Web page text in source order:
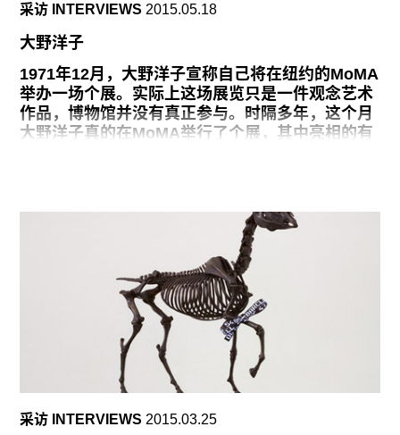
在学习西方哲学的时候， 我对意志的形而上学和真
理学说很感兴趣。进入研究生院后，我自我感觉自
己已经过了需要借鉴尼采的阶段，但还是会时不时
地向他的作品寻求灵感，或者单纯出于无聊随便翻
阅。
我目前的作品项目主要受两大启发：研究东亚道德
采访 INTERVIEWS 2015.05.18
大野洋子
1971年12月，大野洋子宣称自己将在纽约的MoMA
举办一场个展。实际上这场展览只是一件观念艺术
作品，博物馆并没有真正参与。时隔多年，这个月
大野洋子真的在MoMA举行了个展，其中亮相的有
正受邀来完成一个个展，当然话题也绕不开1960年
代初期在她位于前波斯街上的公寓里发生的那些著
名的行为表演。“大野洋子：一个女人的展览，
1960-1971，”展期为2015年5月17日至9月7日。
1960年到1971年期间我做的事所影响的人，似乎
比任何时期的作品都多。但我真的不知道自己是怎
么熬过来的。无论何时，只要有一个作品的想法出
现，我就会去实现它。我会非常兴奋，然后就去
做，不过当时似乎没人想去了解。于是我就总是这
活就是这么过下去的，根本没时间去自杀或干别
采访 INTERVIEWS 2015.03.25